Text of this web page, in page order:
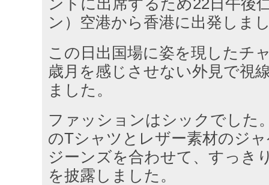
ントに出席するため22日午後
ン）空港から香港に出発しま
この日出国場に姿を現したチ
歳月を感じさせない外見で視
ました。
ファッションはシックでした
のTシャツとレザー素材のジ
ジーンズを​​合わせて、すっき
を披露しました。